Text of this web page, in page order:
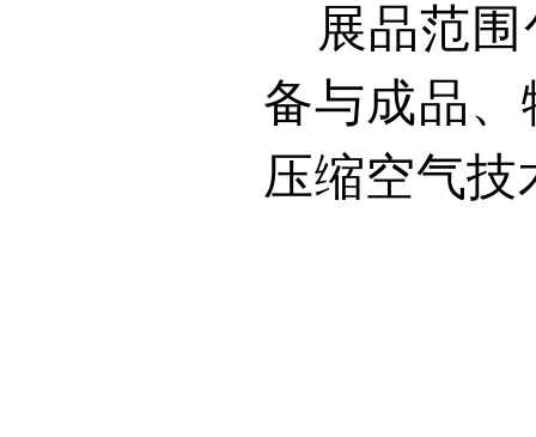
展品范
备与成品
压缩空气